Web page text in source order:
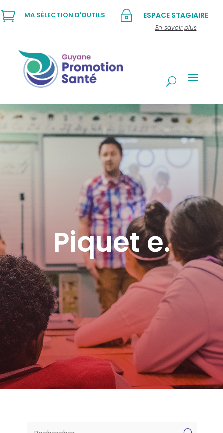
~ ESPACE STAGIAIRE
En savoir plus
 MA SÉLECTION D'OUTILS
Piquet e.